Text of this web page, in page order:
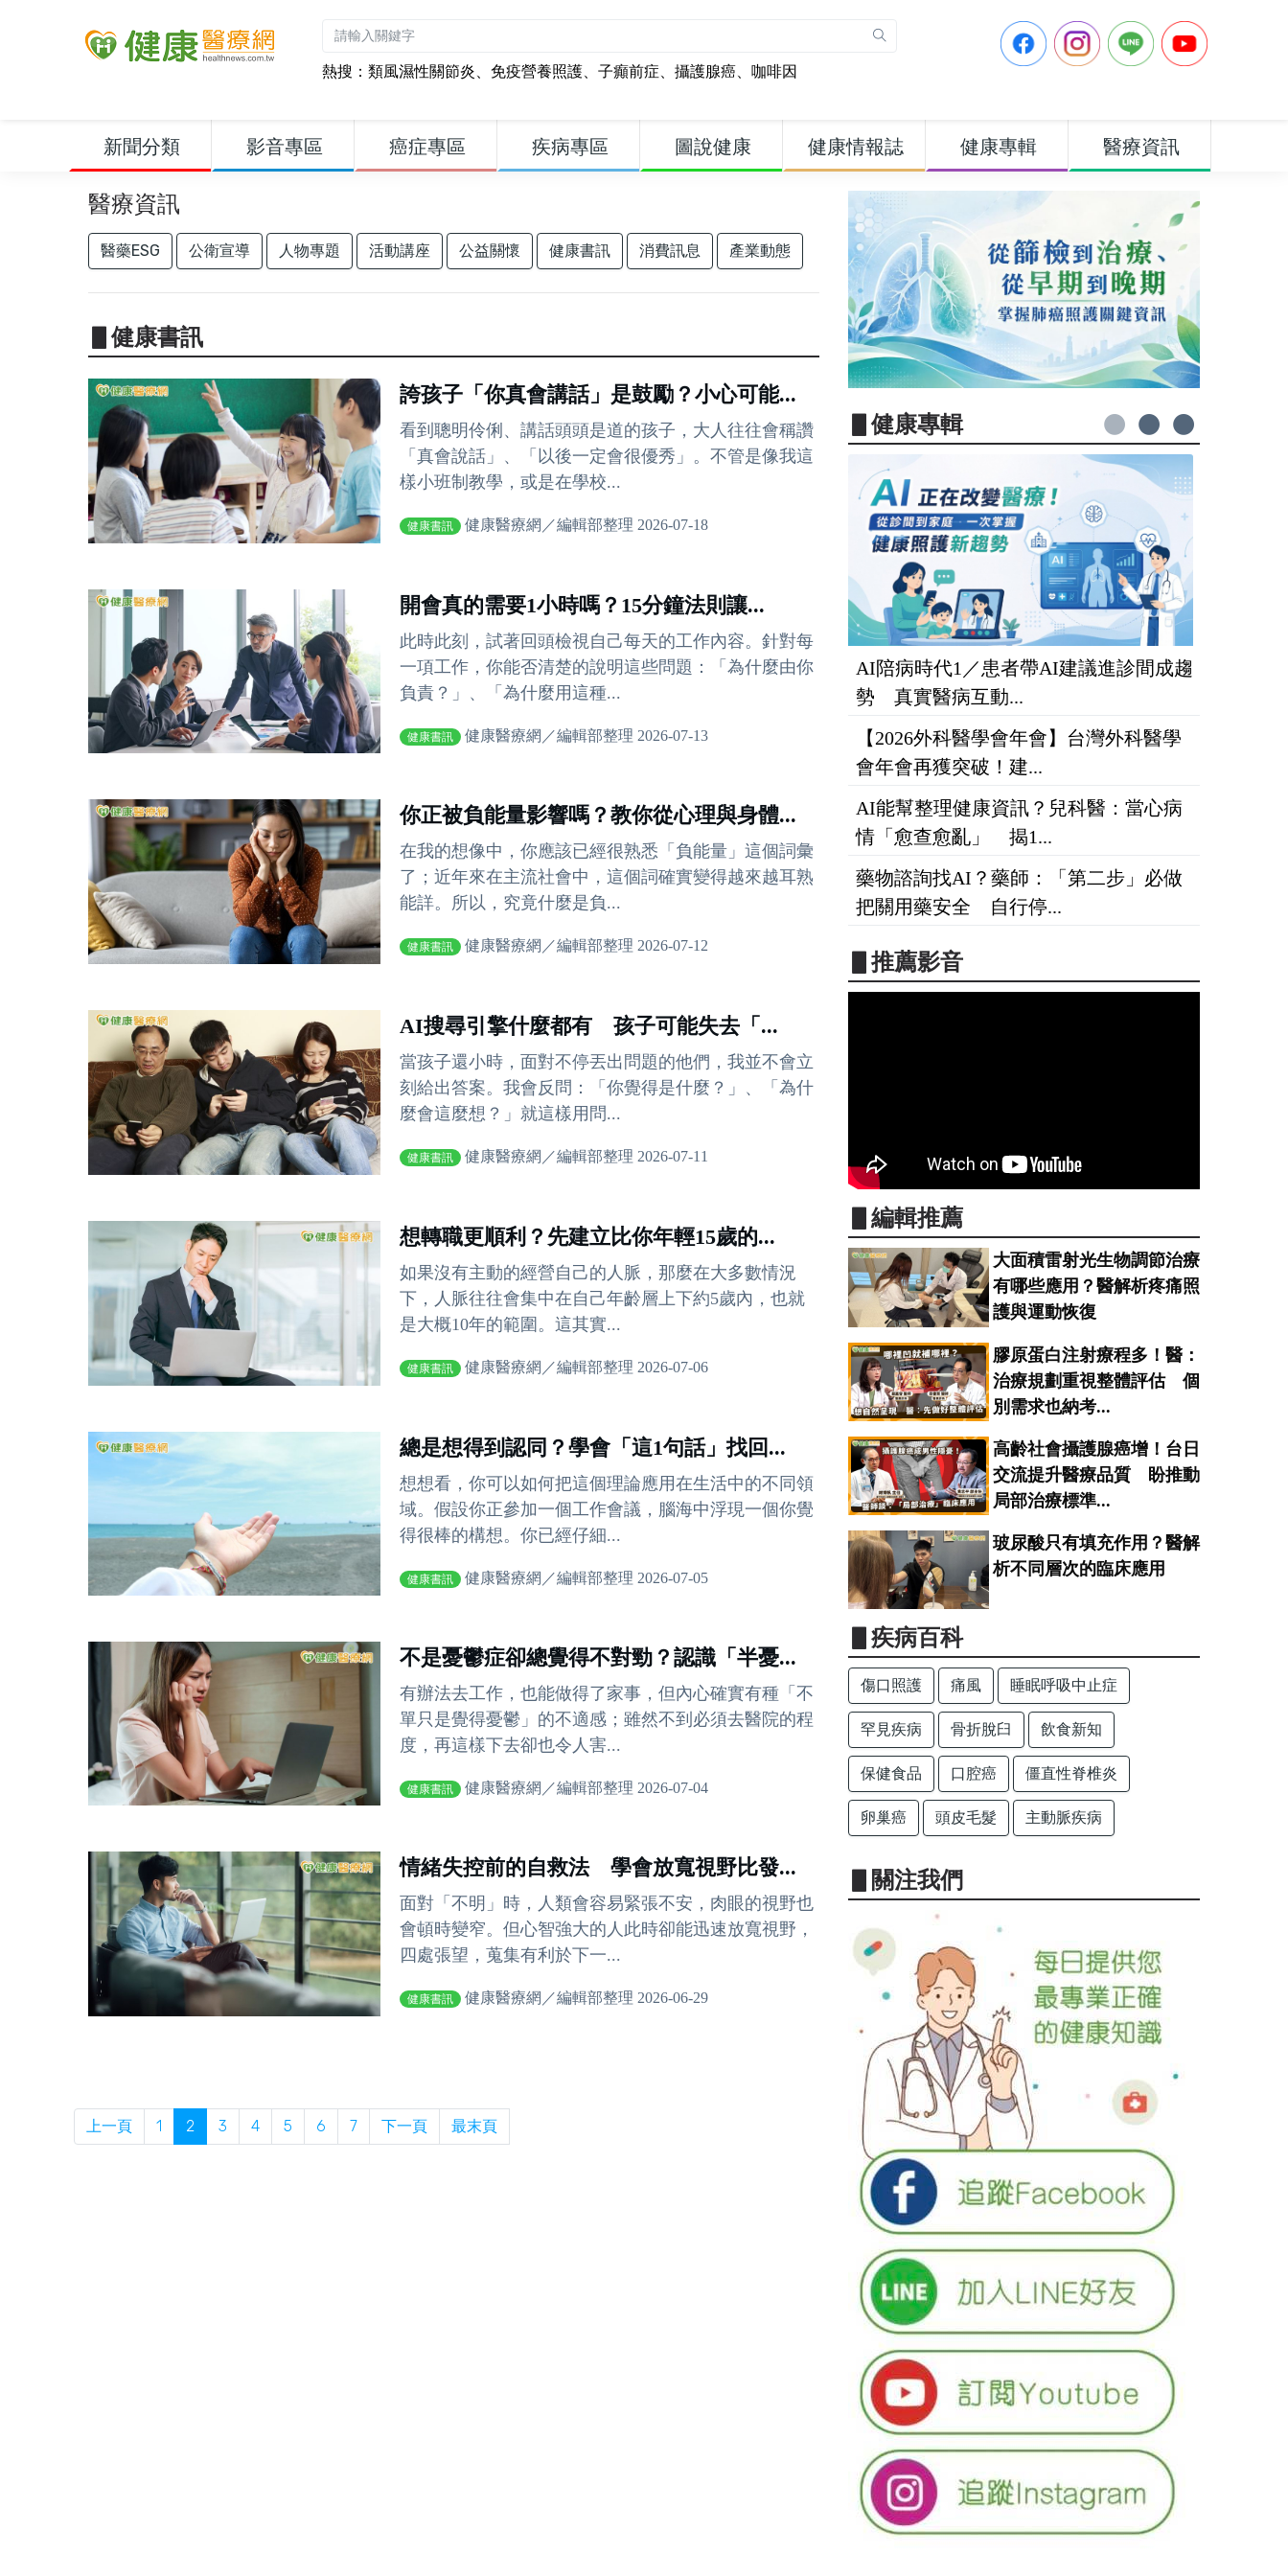
熱搜： 類風濕性關節炎、 免疫營養照護、 子癲前症、 攝護腺癌、 咖啡因
新聞分類 影音專區 癌症專區 疾病專區 圖說健康 健康情報誌 健康專輯 醫療資訊
醫療資訊
醫藥ESG 公衛宣導 人物專題 活動講座 公益關懷 健康書訊 消費訊息 產業動態
▋健康書訊
誇孩子「你真會講話」是鼓勵？小心可能...
看到聰明伶俐、講話頭頭是道的孩子，大人往往會稱讚
「真會說話」、「以後一定會很優秀」。不管是像我這
樣小班制教學，或是在學校...
健康書訊 健康醫療網／編輯部整理 2026-07-18
開會真的需要1小時嗎？15分鐘法則讓...
此時此刻，試著回頭檢視自己每天的工作內容。針對每
一項工作，你能否清楚的說明這些問題：「為什麼由你
負責？」、「為什麼用這種...
健康書訊 健康醫療網／編輯部整理 2026-07-13
你正被負能量影響嗎？教你從心理與身體...
在我的想像中，你應該已經很熟悉「負能量」這個詞彙
了；近年來在主流社會中，這個詞確實變得越來越耳熟
能詳。所以，究竟什麼是負...
健康書訊 健康醫療網／編輯部整理 2026-07-12
AI搜尋引擎什麼都有 孩子可能失去「...
當孩子還小時，面對不停丟出問題的他們，我並不會立
刻給出答案。我會反問：「你覺得是什麼？」、「為什
麼會這麼想？」就這樣用問...
健康書訊 健康醫療網／編輯部整理 2026-07-11
想轉職更順利？先建立比你年輕15歲的...
如果沒有主動的經營自己的人脈，那麼在大多數情況
下，人脈往往會集中在自己年齡層上下約5歲內，也就
是大概10年的範圍。這其實...
健康書訊 健康醫療網／編輯部整理 2026-07-06
總是想得到認同？學會「這1句話」找回...
想想看，你可以如何把這個理論應用在生活中的不同領
域。假設你正參加一個工作會議，腦海中浮現一個你覺
得很棒的構想。你已經仔細...
健康書訊 健康醫療網／編輯部整理 2026-07-05
不是憂鬱症卻總覺得不對勁？認識「半憂...
有辦法去工作，也能做得了家事，但內心確實有種「不
單只是覺得憂鬱」的不適感；雖然不到必須去醫院的程
度，再這樣下去卻也令人害...
健康書訊 健康醫療網／編輯部整理 2026-07-04
情緒失控前的自救法 學會放寬視野比發...
面對「不明」時，人類會容易緊張不安，肉眼的視野也
會頓時變窄。但心智強大的人此時卻能迅速放寬視野，
四處張望，蒐集有利於下一...
健康書訊 健康醫療網／編輯部整理 2026-06-29
上一頁 1 2 3 4 5 6 7 下一頁 最末頁
▋健康專輯
AI陪病時代1／患者帶AI建議進診間成趨
勢 真實醫病互動...
【2026外科醫學會年會】台灣外科醫學
會年會再獲突破！建...
AI能幫整理健康資訊？兒科醫：當心病
情「愈查愈亂」 揭1...
藥物諮詢找AI？藥師：「第二步」必做
把關用藥安全 自行停...
▋推薦影音
▋編輯推薦
大面積雷射光生物調節治療
有哪些應用？醫解析疼痛照
護與運動恢復
膠原蛋白注射療程多！醫：
治療規劃重視整體評估 個
別需求也納考...
高齡社會攝護腺癌增！台日
交流提升醫療品質 盼推動
局部治療標準...
玻尿酸只有填充作用？醫解
析不同層次的臨床應用
▋疾病百科
傷口照護 痛風 睡眠呼吸中止症
罕見疾病 骨折脫臼 飲食新知
保健食品 口腔癌 僵直性脊椎炎
卵巢癌 頭皮毛髮 主動脈疾病
▋關注我們